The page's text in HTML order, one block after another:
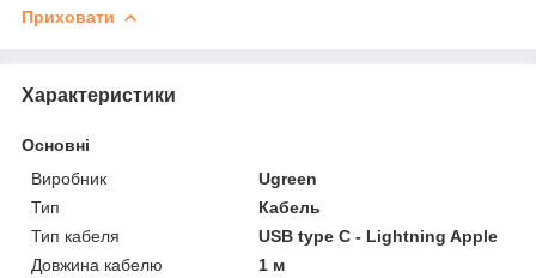
Приховати
Характеристики
Основні
Виробник
Ugreen
Тип
Кабель
Тип кабеля
USB type C - Lightning Apple
Довжина кабелю
1 м